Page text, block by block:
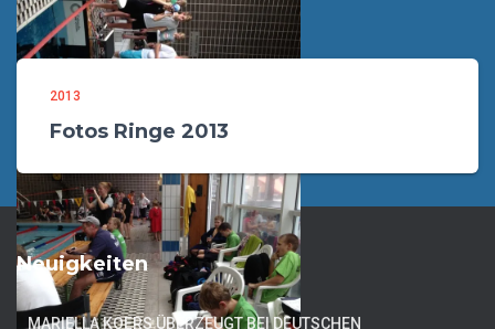
2013
Fotos Ringe 2013
Neuigkeiten
MARIELLA KOERS ÜBERZEUGT BEI DEUTSCHEN